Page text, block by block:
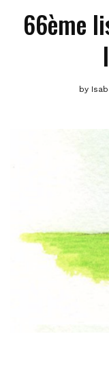
66ème
by